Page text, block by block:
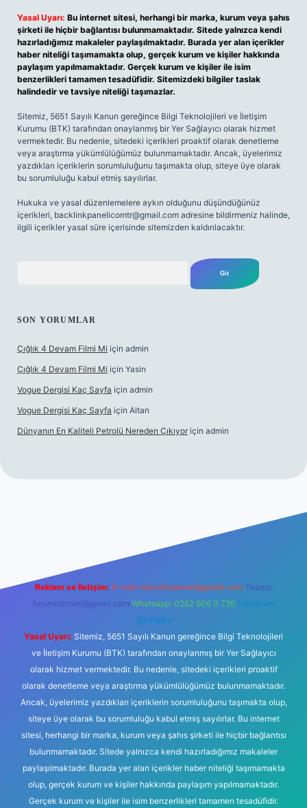
Yasal Uyarı: Bu internet sitesi, herhangi bir marka, kurum veya şahıs
şirketi ile hiçbir bağlantısı bulunmamaktadır. Sitede yalnızca kendi
hazırladığımız makaleler paylaşılmaktadır. Burada yer alan içerikler
haber niteliği taşımamakta olup, gerçek kurum ve kişiler hakkında
paylaşım yapılmamaktadır. Gerçek kurum ve kişiler ile isim
benzerlikleri tamamen tesadüfidir. Sitemizdeki bilgiler taslak
halindedir ve tavsiye niteliği taşımazlar.
Sitemiz, 5651 Sayılı Kanun gereğince Bilgi Teknolojileri ve İletişim
Kurumu (BTK) tarafından onaylanmış bir Yer Sağlayıcı olarak hizmet
vermektedir. Bu nedenle, sitedeki içerikleri proaktif olarak denetleme
veya araştırma yükümlülüğümüz bulunmamaktadır. Ancak, üyelerimiz
yazdıkları içeriklerin sorumluluğunu taşımakta olup, siteye üye olarak
bu sorumluluğu kabul etmiş sayılırlar.
Hukuka ve yasal düzenlemelere aykırı olduğunu düşündüğünüz
içerikleri, backlinkpanelicomtr@gmail.com adresine bildirmeniz halinde,
ilgili içerikler yasal süre içerisinde sitemizden kaldırılacaktır.
SON YORUMLAR
Çığlık 4 Devam Filmi Mi için admin
Çığlık 4 Devam Filmi Mi için Yasin
Vogue Dergisi Kaç Sayfa için admin
Vogue Dergisi Kaç Sayfa için Altan
Dünyanın En Kaliteli Petrolü Nereden Çıkıyor için admin
Reklam ve İletişim: E-mail: backlinkpaneli@gmail.com Teams:
forumhizmeti@gmail.com Whatsapp: 0262 606 0 726 Telegram:
@karabul
Yasal Uyarı: Sitemiz, 5651 Sayılı Kanun gereğince Bilgi Teknolojileri
ve İletişim Kurumu (BTK) tarafından onaylanmış bir Yer Sağlayıcı
olarak hizmet vermektedir. Bu nedenle, sitedeki içerikleri proaktif
olarak denetleme veya araştırma yükümlülüğümüz bulunmamaktadır.
Ancak, üyelerimiz yazdıkları içeriklerin sorumluluğunu taşımakta olup,
siteye üye olarak bu sorumluluğu kabul etmiş sayılırlar. Bu internet
sitesi, herhangi bir marka, kurum veya şahıs şirketi ile hiçbir bağlantısı
bulunmamaktadır. Sitede yalnızca kendi hazırladığımız makaleler
paylaşılmaktadır. Burada yer alan içerikler haber niteliği taşımamakta
olup, gerçek kurum ve kişiler hakkında paylaşım yapılmamaktadır.
Gerçek kurum ve kişiler ile isim benzerlikleri tamamen tesadüfidir.